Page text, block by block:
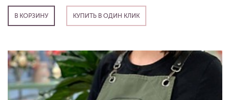
В КОРЗИНУ КУПИТЬ В ОДИН КЛИК